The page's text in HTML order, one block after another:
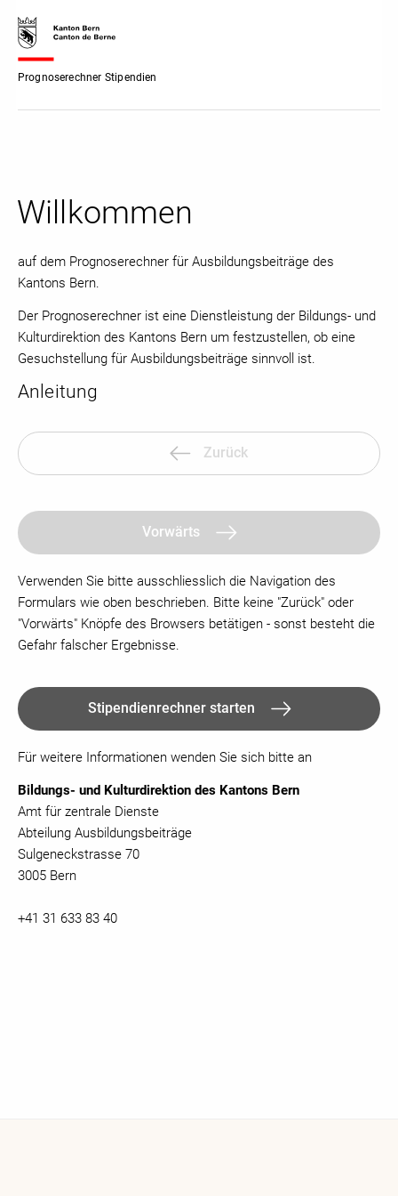
Prognoserechner Stipendien
Willkommen
auf dem Prognoserechner für Ausbildungsbeiträge des
Kantons Bern.
Der Prognoserechner ist eine Dienstleistung der Bildungs- und
Kulturdirektion des Kantons Bern um festzustellen, ob eine
Gesuchstellung für Ausbildungsbeiträge sinnvoll ist.
Anleitung
Zurück
Vorwärts
Verwenden Sie bitte ausschliesslich die Navigation des
Formulars wie oben beschrieben. Bitte keine "Zurück" oder
"Vorwärts" Knöpfe des Browsers betätigen - sonst besteht die
Gefahr falscher Ergebnisse.
Stipendienrechner starten
Für weitere Informationen wenden Sie sich bitte an
Bildungs- und Kulturdirektion des Kantons Bern
Amt für zentrale Dienste
Abteilung Ausbildungsbeiträge
Sulgeneckstrasse 70
3005 Bern
+41 31 633 83 40